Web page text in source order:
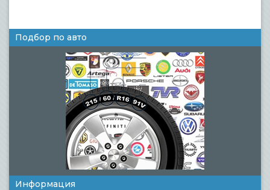
Подбор по авто
Информация